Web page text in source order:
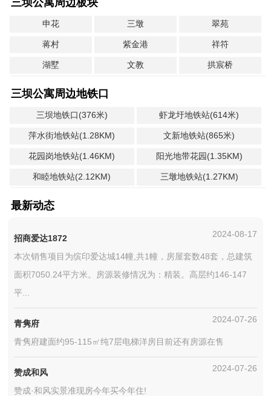
三坝公寓周边板块
申花 三墩 翠苑
蒋村 紫金港 祥符
湖墅 文教 拱宸桥
三坝公寓周边地铁口
三坝地铁口(376米) 虾龙圩地铁站(614米)
萍水街地铁站(1.28KM) 文新地铁站(865米)
花园岗地铁站(1.46KM) 阳光地带花园(1.35KM)
和睦地铁站(2.12KM) 三墩地铁站(1.27KM)
最新动态
招商爱达1872 2024-08-17
本次销售项目为缤印爱达城14幢,共1幢，房屋套数48套，总建筑
面积7050.24平方米。房源装修情况为：精装。高层约146-147
平...
青隽府 2024-07-26
青隽府建面约95-115㎡纯7层电梯洋房目前还有房源在售
赞成和风 2024-07-26
赞成·和风实景准现房今年买今年住!